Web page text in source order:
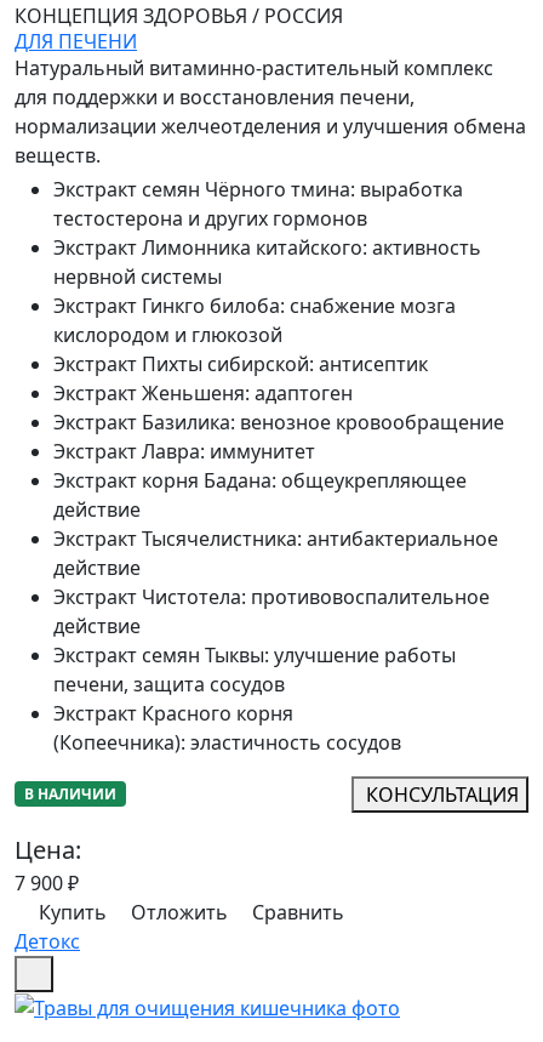
КОНЦЕПЦИЯ ЗДОРОВЬЯ / РОССИЯ
ДЛЯ ПЕЧЕНИ
Натуральный витаминно-растительный комплекс
для поддержки и восстановления печени,
нормализации желчеотделения и улучшения обмена
веществ.
Экстракт семян Чёрного тмина: выработка
тестостерона и других гормонов
Экстракт Лимонника китайского: активность
нервной системы
Экстракт Гинкго билоба: снабжение мозга
кислородом и глюкозой
Экстракт Пихты сибирской: антисептик
Экстракт Женьшеня: адаптоген
Экстракт Базилика: венозное кровообращение
Экстракт Лавра: иммунитет
Экстракт корня Бадана: общеукрепляющее
действие
Экстракт Тысячелистника: антибактериальное
действие
Экстракт Чистотела: противовоспалительное
действие
Экстракт семян Тыквы: улучшение работы
печени, защита сосудов
Экстракт Красного корня
(Копеечника): эластичность сосудов
В НАЛИЧИИ КОНСУЛЬТАЦИЯ
Цена:
7 900₽
Купить
Отложить
Сравнить
Детокс